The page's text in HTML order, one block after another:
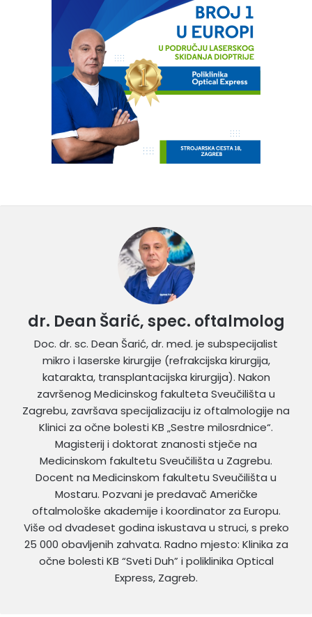
dr. Dean Šarić, spec. oftalmolog
Doc. dr. sc. Dean Šarić, dr. med. je subspecijalist
mikro i laserske kirurgije (refrakcijska kirurgija,
katarakta, transplantacijska kirurgija). Nakon
završenog Medicinskog fakulteta Sveučilišta u
Zagrebu, završava specijalizaciju iz oftalmologije na
Klinici za očne bolesti KB „Sestre milosrdnice“.
Magisterij i doktorat znanosti stječe na
Medicinskom fakultetu Sveučilišta u Zagrebu.
Docent na Medicinskom fakultetu Sveučilišta u
Mostaru. Pozvani je predavač Američke
oftalmološke akademije i koordinator za Europu.
Više od dvadeset godina iskustava u struci, s preko
25 000 obavljenih zahvata. Radno mjesto: Klinika za
očne bolesti KB “Sveti Duh” i poliklinika Optical
Express, Zagreb.